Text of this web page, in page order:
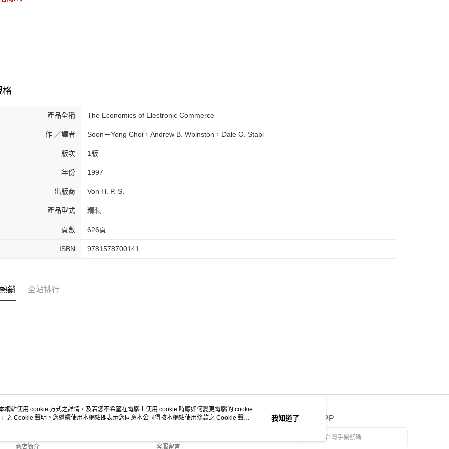
格
產品全稱 The Economics of Electronic Commerce
作 ／譯者 Soon－Yong Choi，Andrew B. Wbinston，Dale O. Stabl
版次 1版
年份 1997
出版商 Von H. P. S.
產品型式 精裝
頁數 626頁
ISBN 9781578700141
銷 全站排行
關於我們
商店簡介
客服資訊
客服留言
官方APP
網站使用 cookie 方式之詳情，及若您不希望在電腦上使用 cookie 時應如何變更電腦的 cookie
」之 Cookie 聲明。您繼續使用本網站即表示您同意本公司得按本網站使用條款之 Cookie 聲明
我知道了